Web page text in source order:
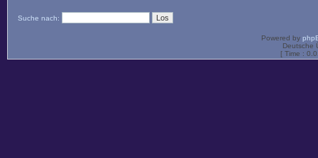
Suche nach:
Powered by
Deutsche
[ Time :